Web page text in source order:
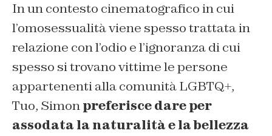
In un contesto cinematografico in cui
l’omosessualità viene spesso trattata in
relazione con l’odio e l’ignoranza di cui
spesso si trovano vittime le persone
appartenenti alla comunità LGBTQ+,
Tuo, Simonpreferisce dare per
assodata la naturalità e la bellezza